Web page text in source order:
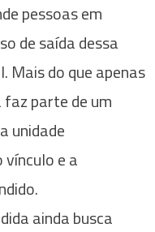
pessoas em
de saída dessa
Mais do que apenas
parte de um
unidade
e a
ainda busca